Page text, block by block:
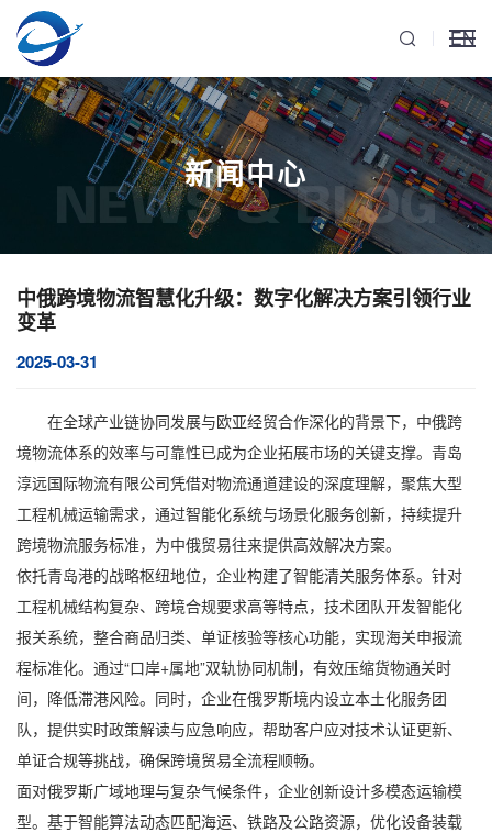
EN
新闻中心
NEWS & BLOG
中俄跨境物流智慧化升级：数字化解决方案引领行业
变革
2025-03-31
在全球产业链协同发展与欧亚经贸合作深化的背景下， 中俄跨
境物流体系的效率与可靠性已成为企业拓展市场的关键支撑。青岛
淳远国际物流有限公司凭借对物流通道建设的深度理解，聚焦大型
工程机械运输需求，通过智能化系统与场景化服务创新，持续提升
跨境物流服务标准，为中俄贸易往来提供高效解决方案。
依托青岛港的战略枢纽地位，企业构建了智能清关服务体系。针对
工程机械结构复杂、跨境合规要求高等特点，技术团队开发智能化
报关系统，整合商品归类、单证核验等核心功能，实现海关申报流
程标准化。通过“口岸+属地”双轨协同机制，有效压缩货物通关时
间，降低滞港风险。同时，企业在俄罗斯境内设立本土化服务团
队，提供实时政策解读与应急响应，帮助客户应对技术认证更新、
单证合规等挑战，确保跨境贸易全流程顺畅。
面对俄罗斯广域地理与复杂气候条件，企业创新设计多模态运输模
型。基于智能算法动态匹配海运、铁路及公路资源，优化设备装载